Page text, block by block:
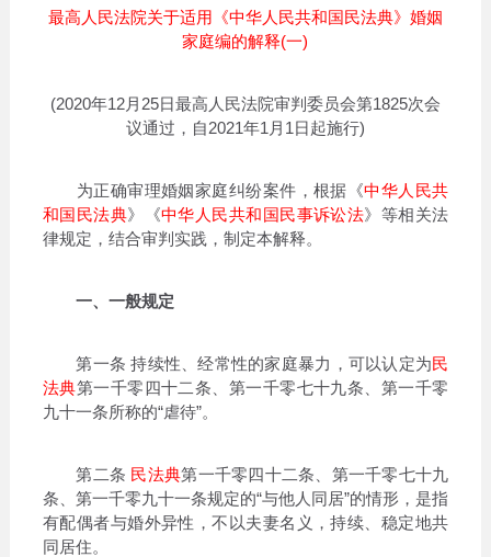
最高人民法院关于适用《中华人民共和国民法典》婚姻
家庭编的解释(一)
(2020年12月25日最高人民法院审判委员会第1825次会
议通过，自2021年1月1日起施行)
为正确审理婚姻家庭纠纷案件，根据《中华人民共
和国民法典》《中华人民共和国民事诉讼法》等相关法
律规定，结合审判实践，制定本解释。
一、一般规定
第一条 持续性、经常性的家庭暴力，可以认定为民
法典第一千零四十二条、第一千零七十九条、第一千零
九十一条所称的“虐待”。
第二条 民法典第一千零四十二条、第一千零七十九
条、第一千零九十一条规定的“与他人同居”的情形，是指
有配偶者与婚外异性，不以夫妻名义，持续、稳定地共
同居住。